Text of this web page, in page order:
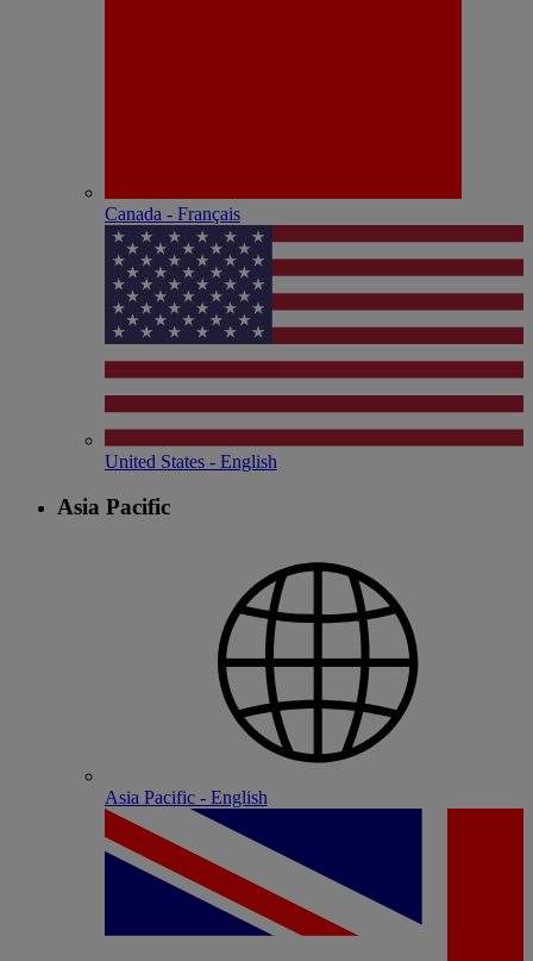
Canada - Français
United States - English
Asia Pacific
Asia Pacific - English